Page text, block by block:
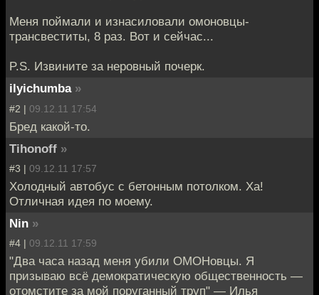
Меня поймали и изнасиловали омоновцы-
трансвеститы, 8 раз. Вот и сейчас...
P.S. Извините за неровный почерк.
ilyichumba »
#2 | 09.12.11 17:54
Бред какой-то.
Tihonoff »
#3 | 09.12.11 17:57
Холодный автобус с бетонным потолком. Ха!
Отличная идея по моему.
Nin »
#4 | 09.12.11 17:59
"Два часа назад меня убили ОМОНовцы. Я
призываю всё демократическую общественность —
отомстите за мой поруганный труп" — Илья